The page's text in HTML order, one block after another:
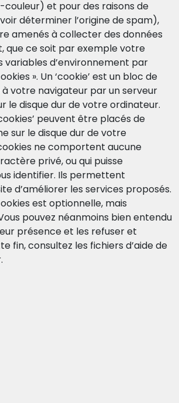
couleur) et pour des raisons de
déterminer l’origine de spam),
amenés à collecter des données
que ce soit par exemple votre
variables d’environnement par
». Un ‘cookie’ est un bloc de
votre navigateur par un serveur
le disque dur de votre ordinateur.
peuvent être placés de
sur le disque dur de votre
ne comportent aucune
privé, ou qui puisse
identifier. Ils permettent
d’améliorer les services proposés.
est optionnelle, mais
pouvez néanmoins bien entendu
présence et les refuser et
fin, consultez les fichiers d’aide de